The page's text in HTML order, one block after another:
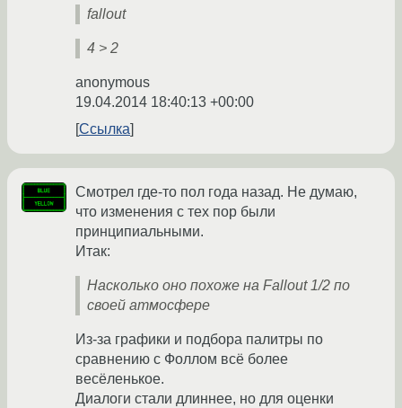
fallout
4 > 2
anonymous
19.04.2014 18:40:13 +00:00
Ссылка
Смотрел где-то пол года назад. Не думаю,
что изменения с тех пор были
принципиальными.
Итак:
Насколько оно похоже на Fallout 1/2 по
своей атмосфере
Из-за графики и подбора палитры по
сравнению с Фоллом всё более
весёленькое.
Диалоги стали длиннее, но для оценки